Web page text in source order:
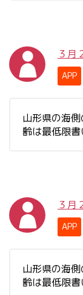
３月
APP
山形県の海
齢は最低限
３月
APP
山形県の海
齢は最低限